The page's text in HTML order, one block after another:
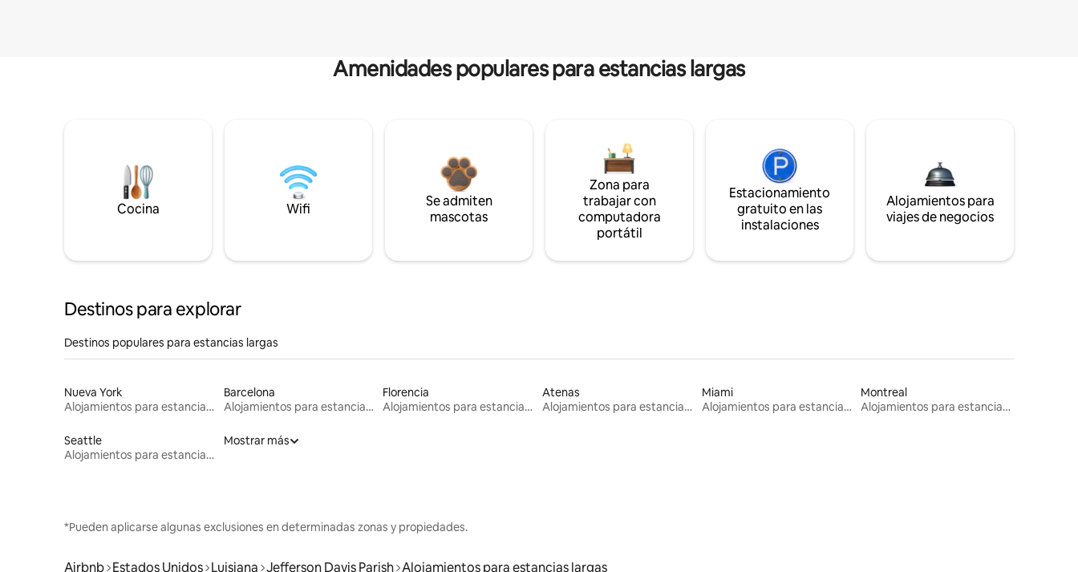
Amenidades populares para estancias largas
Cocina Wifi
Se admiten
mascotas
Zona para
trabajar con
computadora
portátil
Estacionamiento
gratuito en las
instalaciones
Alojamientos para
viajes de negocios
Destinos para explorar
Destinos populares para estancias largas
Nueva York
Alojamientos para estancias largas
Barcelona
Alojamientos para estancias largas
Florencia
Alojamientos para estancias largas
Atenas
Alojamientos para estancias largas
Miami
Alojamientos para estancias largas
Montreal
Alojamientos para estancias largas
Seattle
Alojamientos para estancias largas
Mostrar más
*Pueden aplicarse algunas exclusiones en determinadas zonas y propiedades.
Airbnb Estados Unidos Luisiana Jefferson Davis Parish Alojamientos para estancias largas